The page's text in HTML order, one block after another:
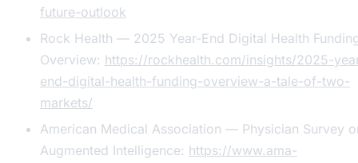
future-outlook
Rock Health — 2025 Year-End Digital Health
Overview: https://rockhealth.com/insights/2025-
end-digital-health-funding-overview-a-tale-of-two-
markets/
American Medical Association — Physician Survey
Augmented Intelligence: https://www.ama-